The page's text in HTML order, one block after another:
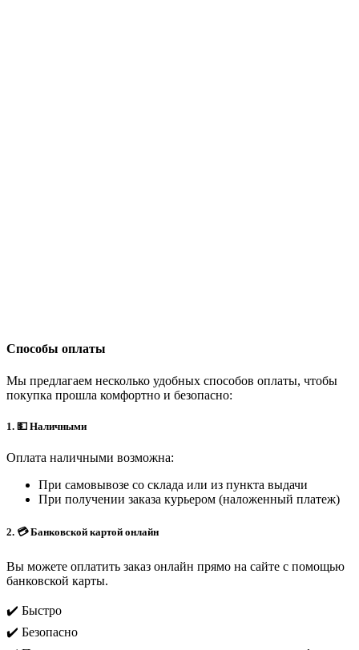
Способы оплаты
Мы предлагаем несколько удобных способов оплаты, чтобы
покупка прошла комфортно и безопасно:
1. 💵 Наличными
Оплата наличными возможна:
При самовывозе со склада или из пункта выдачи
При получении заказа курьером (наложенный платеж)
2. 💳 Банковской картой онлайн
Вы можете оплатить заказ онлайн прямо на сайте с помощью
банковской карты.
✔️ Быстро
✔️ Безопасно